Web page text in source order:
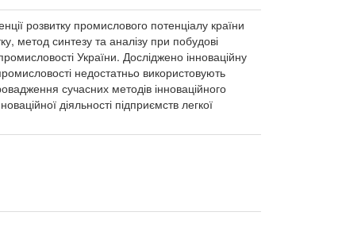
розвитку промислового потенціалу країни
метод синтезу та аналізу при побудові
України. Досліджено інноваційну
недостатньо використовують
сучасних методів інноваційного
діяльності підприємств легкої